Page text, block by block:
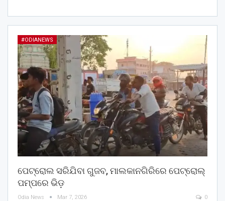
#ODIANEWS
ପେଟ୍ରୋଲ ସରିଯିବା ଗୁଜବ, ମାଲକାନଗିରିରେ ପେଟ୍ରୋଲ୍
ପମ୍ପରେ ଭିଡ଼
Odia News Mar 7, 2026 0